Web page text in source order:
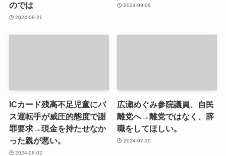
のでは
2024-08-21
2024-08-09
ICカード残高不足児童にバ
ス運転手が威圧的態度で謝
罪要求→現金を持たせなか
った親が悪い。
2024-08-02
広瀬めぐみ参院議員、自民
離党へ→離党ではなく、辞
職をしてほしい。
2024-07-30